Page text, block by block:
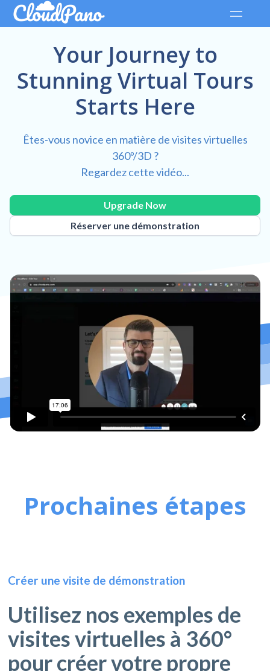
Your Journey to
Stunning Virtual Tours
Starts Here
Êtes-vous novice en matière de visites virtuelles
360º/3D ?
Regardez cette vidéo...
Réserver une démonstration
Upgrade Now
Prochaines étapes
Créer une visite de démonstration
Utilisez nos exemples de
visites virtuelles à 360°
pour créer votre propre